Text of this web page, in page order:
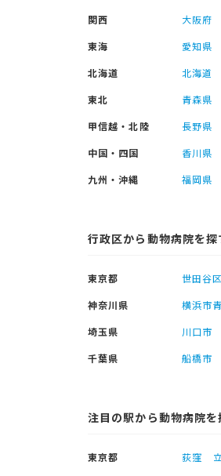
関西
大阪府
東海
愛知県
北海道
北海道
東北
青森県
甲信越・北陸
長野県
中国・四国
香川県
九州・沖縄
福岡県
行政区から動物病院を探
東京都 世田谷区
神奈川県
横浜市
埼玉県
川口市
千葉県
船橋市
注目の駅から動物病院を
東京都 荻窪